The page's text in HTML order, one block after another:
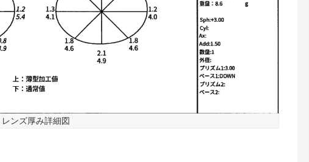
レンズ厚み詳細図